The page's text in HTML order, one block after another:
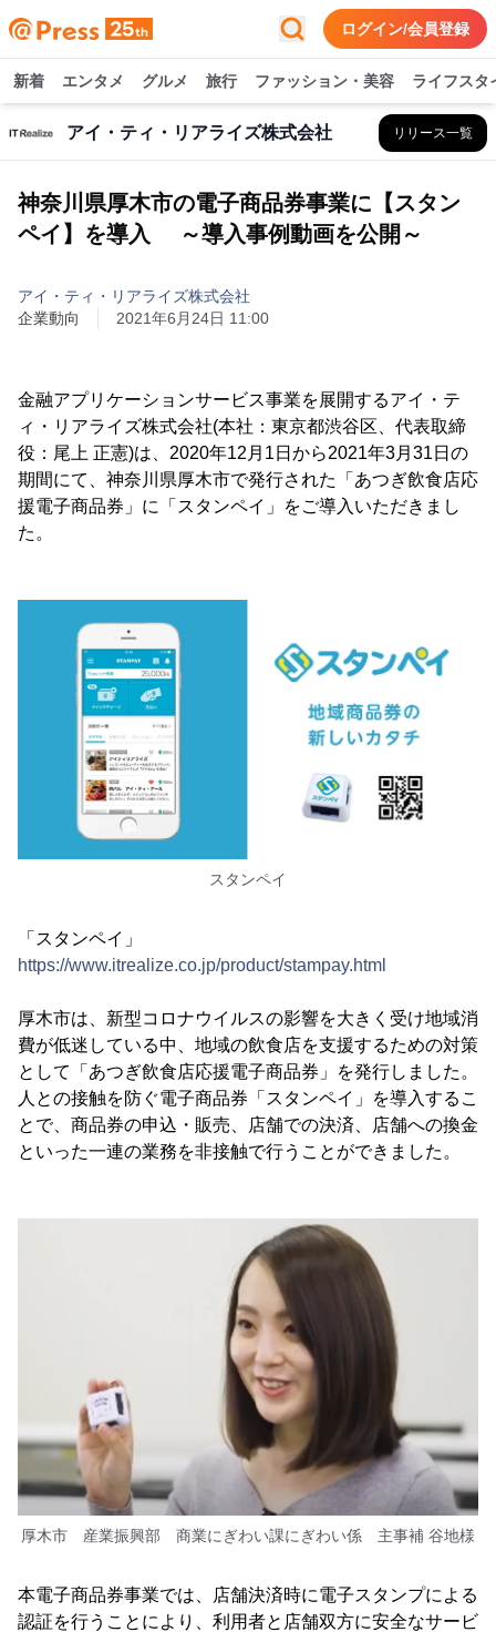
ログイン/会員登録
新着 エンタメ グルメ 旅行 ファッション・美容 ライフスタ
アイ・ティ・リアライズ株式会社 リリース一覧
神奈川県厚木市の電子商品券事業に【スタン
ペイ】を導入 ～導入事例動画を公開～
アイ・ティ・リアライズ株式会社
企業動向
2021年6月24日 11:00
金融アプリケーションサービス事業を展開するアイ・テ
ィ・リアライズ株式会社(本社：東京都渋谷区、代表取締
役：尾上 正憲)は、2020年12月1日から2021年3月31日の
期間にて、神奈川県厚木市で発行された「あつぎ飲食店応
援電子商品券」に「スタンペイ」をご導入いただきまし
た。
スタンペイ
「スタンペイ」
https://www.itrealize.co.jp/product/stampay.html
厚木市は、新型コロナウイルスの影響を大きく受け地域消
費が低迷している中、地域の飲食店を支援するための対策
として「あつぎ飲食店応援電子商品券」を発行しました。
人との接触を防ぐ電子商品券「スタンペイ」を導入するこ
とで、商品券の申込・販売、店舗での決済、店舗への換金
といった一連の業務を非接触で行うことができました。
厚木市 産業振興部 商業にぎわい課にぎわい係 主事補 谷地様
本電子商品券事業では、店舗決済時に電子スタンプによる
認証を行うことにより、利用者と店舗双方に安全なサービ